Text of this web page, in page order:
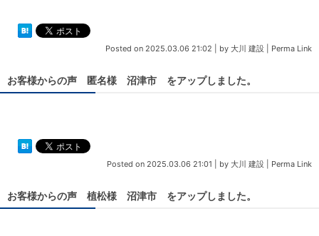
Posted on 2025.03.06 21:02 by 大川 建設 Perma Link
お客様からの声 匿名様 沼津市 をアップしました。
Posted on 2025.03.06 21:01 by 大川 建設 Perma Link
お客様からの声 植松様 沼津市 をアップしました。